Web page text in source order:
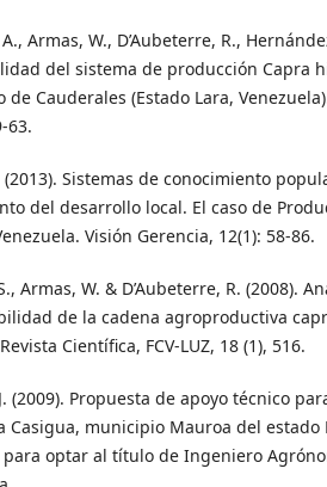
Armas, W., D’Aubeterre, R.,
del sistema de producción Capra
de Cauderales (Estado Lara,
63.
(2013). Sistemas de conocimiento
del desarrollo local. El caso de
Visión Gerencia, 12(1): 58-86.
Armas, W. & D’Aubeterre, R. (2008).
de la cadena agroproductiva
Científica, FCV-LUZ, 18 (1), 516.
(2009). Propuesta de apoyo técnico
Casigua, municipio Mauroa del estado
optar al título de Ingeniero